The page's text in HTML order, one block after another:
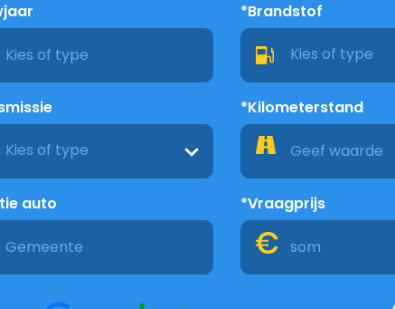
*Brandstof
Kies of type
Kies of type
*Kilometerstand
auto *Vraagprijs